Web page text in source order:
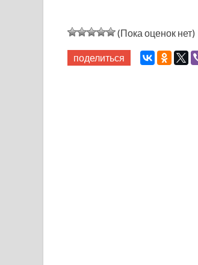
(Пока оценок нет)
поделиться